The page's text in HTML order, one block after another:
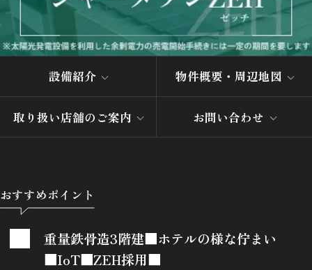
設備紹介 物件概要・周辺地図
取り扱い店舗のご案内 お問い合わせ
おすすめポイント
重量鉄骨造3階建■ホテルの様な佇まい
■IoT■ZEH採用■